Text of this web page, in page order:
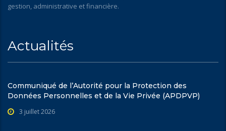
gestion, administrative et financière.
Actualités
Communiqué de l’Autorité pour la Protection des
Données Personnelles et de la Vie Privée (APDPVP)
3 juillet 2026